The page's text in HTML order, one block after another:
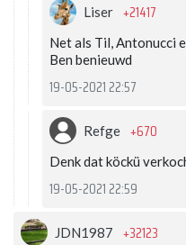
Liser +21417
Net als Til, Antonucci
Ben benieuwd
19-05-2021 22:57
Refge +670
Denk dat köckü
19-05-2021 22:59
JDN1987 +32123